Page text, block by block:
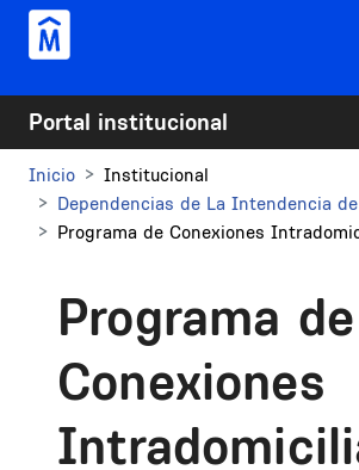
Pasar al contenido principal
Portal institucional
Inicio
Institucional
Dependencias de La Intendencia
Programa de Conexiones
Programa de
Conexiones